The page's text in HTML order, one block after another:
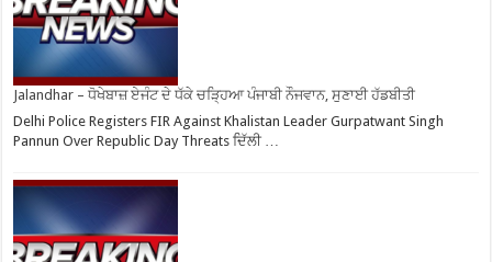
Jalandhar – ਧੋਖੇਬਾਜ਼ ਏਜੰਟ ਦੇ ਧੱਕੇ ਚੜ੍ਹਿਆ ਪੰਜਾਬੀ ਨੌਜਵਾਨ, ਸੁਣਾਈ ਹੱਡਬੀਤੀ
Delhi Police Registers FIR Against Khalistan Leader Gurpatwant Singh
Pannun Over Republic Day Threats ਦਿੱਲੀ …